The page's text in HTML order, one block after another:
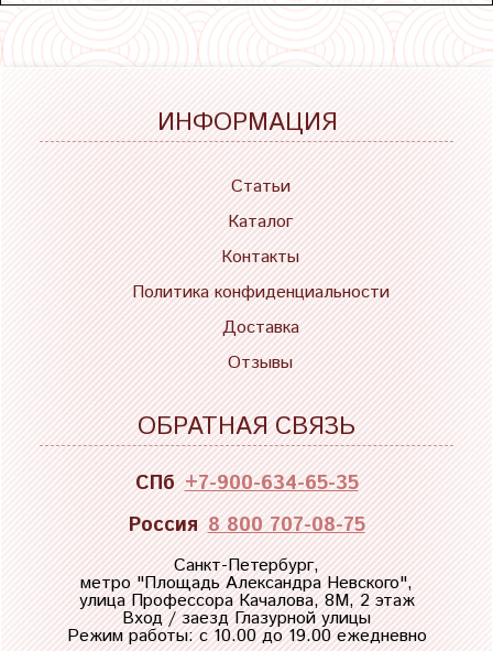
ИНФОРМАЦИЯ
Статьи
Каталог
Контакты
Политика конфиденциальности
Доставка
Отзывы
ОБРАТНАЯ СВЯЗЬ
СПб +7-900-634-65-35
Россия 8 800 707-08-75
Санкт-Петербург,
метро "Площадь Александра Невского",
улица Профессора Качалова, 8М, 2 этаж
Вход / заезд Глазурной улицы
Режим работы: с 10.00 до 19.00 ежедневно